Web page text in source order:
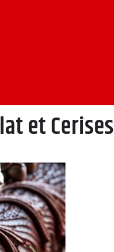
et Cerises